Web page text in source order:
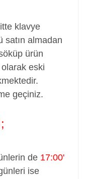
klavye
satın almadan
ürün
olarak eski
geçiniz.
de 17:00'
ise